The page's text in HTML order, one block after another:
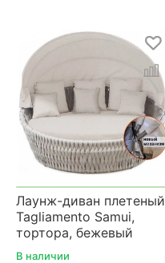
Лаунж-диван плетеный
Tagliamento Samui,
тортора, бежевый
В наличии